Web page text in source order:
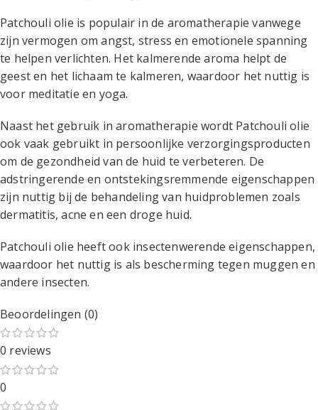
Patchouli olie is populair in de aromatherapie vanwege
zijn vermogen om angst, stress en emotionele spanning
te helpen verlichten. Het kalmerende aroma helpt de
geest en het lichaam te kalmeren, waardoor het nuttig is
voor meditatie en yoga.
Naast het gebruik in aromatherapie wordt Patchouli olie
ook vaak gebruikt in persoonlijke verzorgingsproducten
om de gezondheid van de huid te verbeteren. De
adstringerende en ontstekingsremmende eigenschappen
zijn nuttig bij de behandeling van huidproblemen zoals
dermatitis, acne en een droge huid.
Patchouli olie heeft ook insectenwerende eigenschappen,
waardoor het nuttig is als bescherming tegen muggen en
andere insecten.
Beoordelingen (0)
0 reviews
0